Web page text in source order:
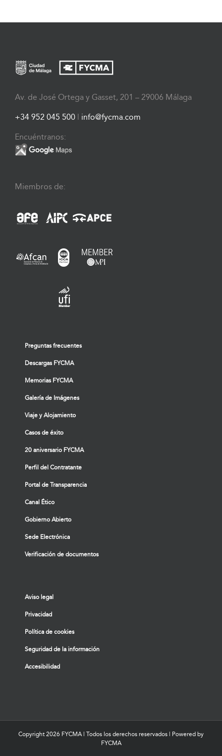
Av. de José Ortega y Gasset, 201 – 29006 Málaga
+34 952 045 500 | info@fycma.com
Encuéntranos:
Miembros de:
Preguntas frecuentes
Descargas FYCMA
Memorias FYCMA
Galería de Imágenes
Viaje y Alojamiento
Casos de éxito
20 aniversario FYCMA
Perfil del Contratante
Portal de Transparencia
Canal Ético
Gobierno Abierto
Sede Electrónica
Verificación de documentos
Aviso legal
Privacidad
Política de cookies
Seguridad de la información
Accesibilidad
Copyright 2026 FYCMA | Todos los derechos reservados | Powered by
FYCMA